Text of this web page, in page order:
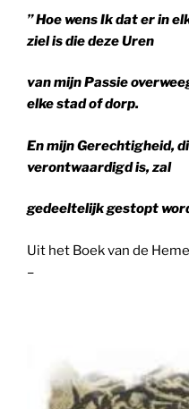
” Hoe wens Ik dat er in
ziel is die deze Uren
vanmijn Passie
elke stad of dorp.
En mijnGerechtigheid,
verontwaardigd is, zal
gedeeltelijkgestopt
Uit het Boek van de
–